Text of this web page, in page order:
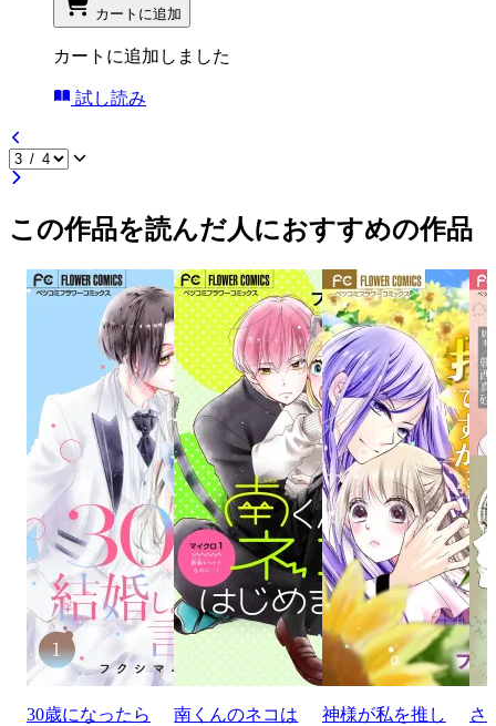
カートに追加
カートに追加しました
試し読み
この作品を読んだ人におすすめの作品
30歳になったら
南くんのネコは
神様が私を推し
さ